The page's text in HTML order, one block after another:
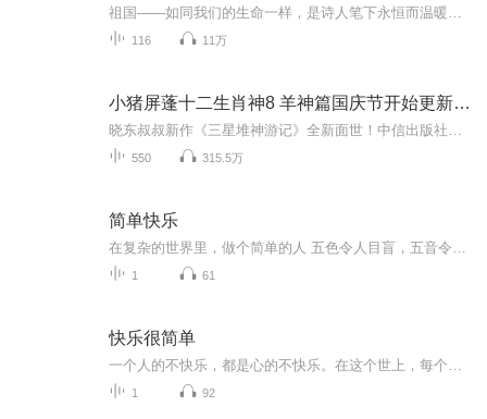
116 11万
小猪屏蓬十二生肖神8 羊神篇国庆节开始更新啦！
550 315.5万
简单快乐
1 61
快乐很简单
1 92